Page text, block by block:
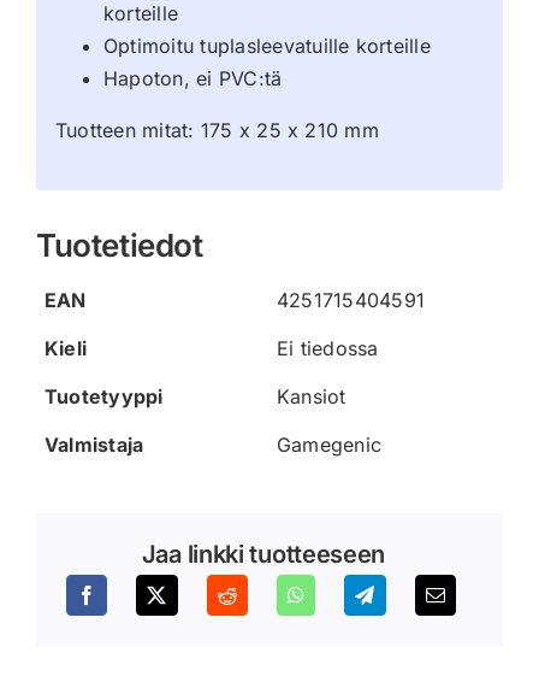
korteille
Optimoitu tuplasleevatuille korteille
Hapoton, ei PVC:tä
Tuotteen mitat: 175 x 25 x 210 mm
Tuotetiedot
EAN
4251715404591
Kieli
Ei tiedossa
Tuotetyyppi
Kansiot
Valmistaja
Gamegenic
Jaa linkki tuotteeseen